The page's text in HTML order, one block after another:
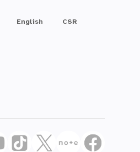
English CSR